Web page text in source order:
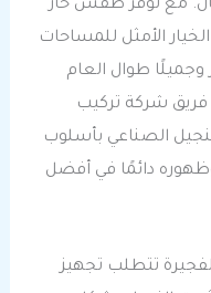
مع توفر طقس حار
الأمثل للمساحات
طوال العام
فريق شركة تركيب
الصناعي بأسلوب
دائمًا في أفضل
تتطلب تجهيز